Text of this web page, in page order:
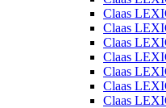
Claas
Claas
Claas
Claas
Claas
Claas
Claas